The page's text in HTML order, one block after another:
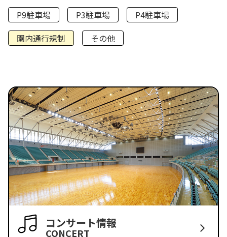
P9駐車場
P3駐車場
P4駐車場
園内通行規制
その他
コンサート情報
CONCERT